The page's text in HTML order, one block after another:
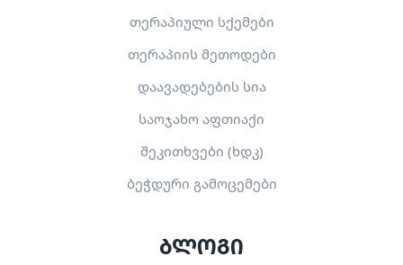
თერაპიული სქემები
თერაპიის მეთოდები
დაავადებების სია
საოჯახო აფთიაქი
შეკითხვები (ხდკ)
ბეჭდური გამოცემები
ბლოგი